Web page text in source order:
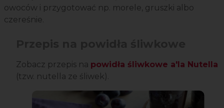
owoców i przygotować np. morele, gruszki albo
czereśnie.
Zobacz przepis na powidła śliwkowe a'la Nutella
(tzw. nutella ze śliwek).